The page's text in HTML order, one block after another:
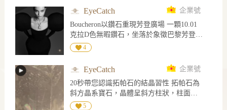
了黃色而留下鉻致色的殘留粉紅色
EyeCatch
企業號
Boucheron以鑽石重現芳登廣場 一顆10.01
克拉D色無暇鑽石，坐落於象徵巴黎芳登廣
場的八角形輪廓中央。Boucheron在2026年
Boucheron Prénom : Frédéric」中，推出焦
點作品「The Address」，將芳登廣場26號
這個改寫品牌歷史的地址，凝縮為一件可
轉換佩戴的鑽石項鍊。 作品由創意總監
Claire Choisne重新演繹品牌典藏設計，以
4
EyeCatch
企業號
20秒帶您認識拓帕石的結晶習性 拓帕石為
斜方晶系寶石，晶體呈斜方柱狀，柱面上
有平行C軸的生長紋，橫截面為菱形，內部
5